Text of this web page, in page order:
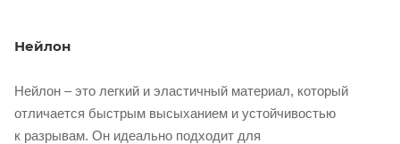
Нейлон
Нейлон – это легкий и эластичный материал, который
отличается быстрым высыханием и устойчивостью
к разрывам. Он идеально подходит для